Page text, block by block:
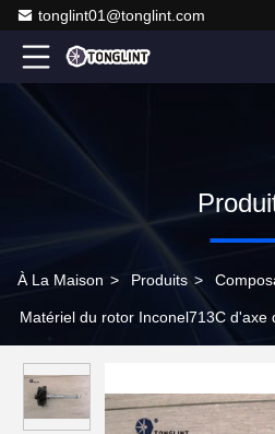
tonglint01@tonglint.com
À La Maison > Produits >
Matériel du rotor Inconel713C d'axe